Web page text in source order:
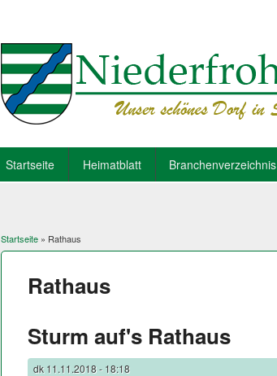
Startseite Heimatblatt Branchenverzeichnis
Sie sind hier
Startseite » Rathaus
Rathaus
Sturm auf's Rathaus
dk 11.11.2018 - 18:18